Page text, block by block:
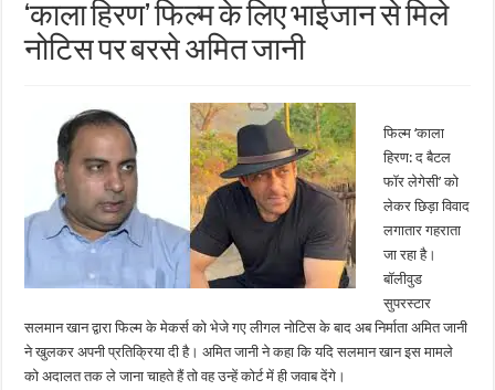
‘काला हिरण’ फिल्म के लिए भाईजान से मिले
नोटिस पर बरसे अमित जानी
फिल्म ‘काला
हिरण: द बैटल
फॉर लेगेसी’ को
लेकर छिड़ा विवाद
लगातार गहराता
जा रहा है।
बॉलीवुड
सुपरस्टार
सलमान खान द्वारा फिल्म के मेकर्स को भेजे गए लीगल नोटिस के बाद अब निर्माता अमित जानी
ने खुलकर अपनी प्रतिक्रिया दी है। अमित जानी ने कहा कि यदि सलमान खान इस मामले
को अदालत तक ले जाना चाहते हैं तो वह उन्हें कोर्ट में ही जवाब देंगे।